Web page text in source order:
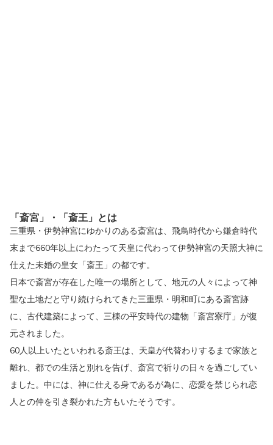
「斎宮」・「斎王」とは
三重県・伊勢神宮にゆかりのある斎宮は、飛鳥時代から鎌倉時代
末まで660年以上にわたって天皇に代わって伊勢神宮の天照大神に
仕えた未婚の皇女「斎王」の都です。
日本で斎宮が存在した唯一の場所として、地元の人々によって神
聖な土地だと守り続けられてきた三重県・明和町にある斎宮跡
に、古代建築によって、三棟の平安時代の建物「斎宮寮庁」が復
元されました。
60人以上いたといわれる斎王は、天皇が代替わりするまで家族と
離れ、都での生活と別れを告げ、斎宮で祈りの日々を過ごしてい
ました。中には、神に仕える身であるが為に、恋愛を禁じられ恋
人との仲を引き裂かれた方もいたそうです。